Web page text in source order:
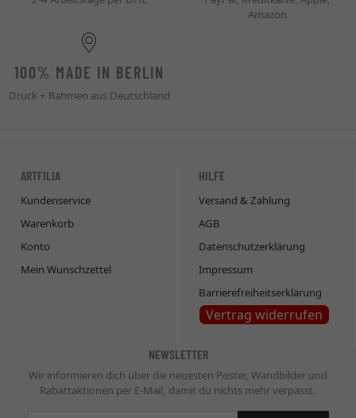
Amazon
100% MADE IN BERLIN
Druck + Rahmen aus Deutschland
ARTFILIA
Kundenservice
Warenkorb
Konto
Mein Wunschzettel
HILFE
Versand & Zahlung
AGB
Datenschutzerklärung
Impressum
Barrierefreiheitserklärung
Vertrag widerrufen
NEWSLETTER
Wir informieren dich über die neuesten Poster, Wandbilder und
Rabattaktionen per E-Mail, damit du nichts mehr verpasst.